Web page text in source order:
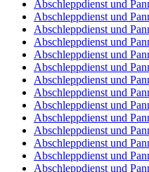
Abschleppdienst und
Abschleppdienst und
Abschleppdienst und
Abschleppdienst und
Abschleppdienst und
Abschleppdienst und
Abschleppdienst und
Abschleppdienst und
Abschleppdienst und
Abschleppdienst und
Abschleppdienst und
Abschleppdienst und
Abschleppdienst und
Abschleppdienst und